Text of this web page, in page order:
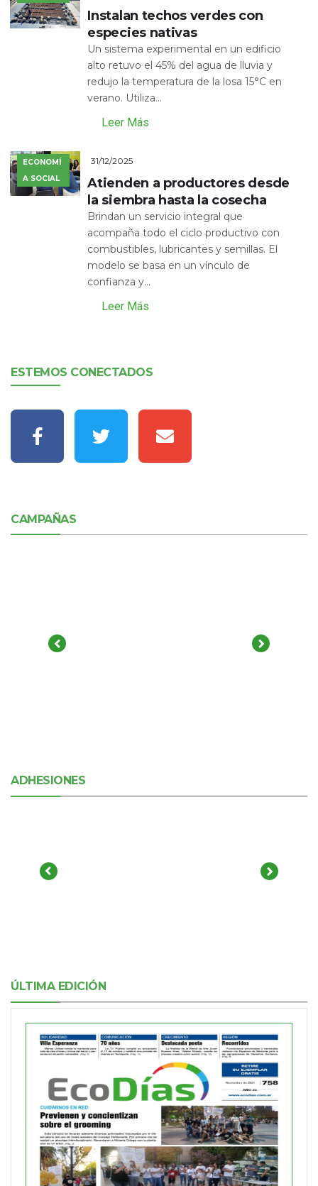
Instalan techos verdes con
especies nativas
Un sistema experimental en un edificio
alto retuvo el 45% del agua de lluvia y
redujo la temperatura de la losa 15°C en
verano. Utiliza...
Leer Más
ECONOMÍ
A SOCIAL
31/12/2025
Atienden a productores desde
la siembra hasta la cosecha
Brindan un servicio integral que
acompaña todo el ciclo productivo con
combustibles, lubricantes y semillas. El
modelo se basa en un vínculo de
confianza y...
Leer Más
ESTEMOS CONECTADOS
CAMPAÑAS
ADHESIONES
ÚLTIMA EDICIÓN